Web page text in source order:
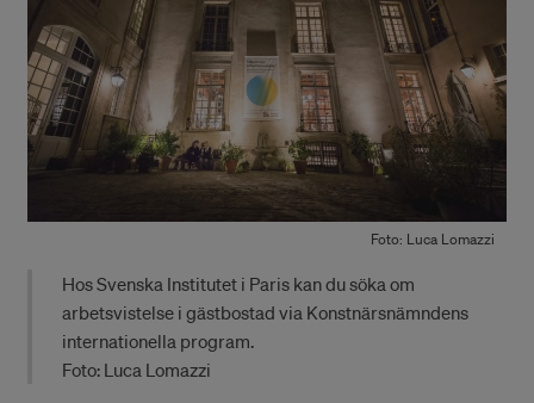
Foto: Luca Lomazzi
Hos Svenska Institutet i Paris kan du söka om
arbetsvistelse i gästbostad via Konstnärsnämndens
internationella program.
Foto: Luca Lomazzi